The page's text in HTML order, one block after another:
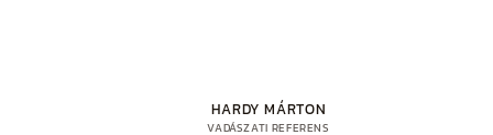
HARDY MÁRTON
VADÁSZATI REFERENS